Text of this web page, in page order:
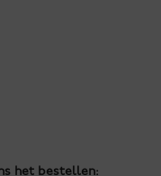
het bestellen: